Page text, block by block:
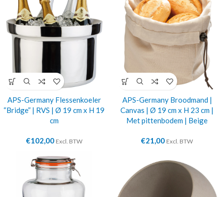
APS-Germany Flessenkoeler
“Bridge” | RVS | Ø 19 cm x H 19
cm
€102,00 Excl. BTW
APS-Germany Broodmand |
Canvas | Ø 19 cm x H 23 cm |
Met pittenbodem | Beige
€21,00 Excl. BTW